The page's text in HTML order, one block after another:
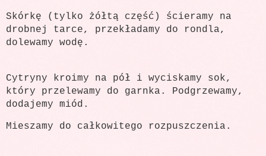
Skórkę (tylko żółtą część) ścieramy na
drobnej tarce, przekładamy do rondla,
dolewamy wodę.
Cytryny kroimy na pół i wyciskamy sok,
który przelewamy do garnka. Podgrzewamy,
dodajemy miód.
Mieszamy do całkowitego rozpuszczenia.